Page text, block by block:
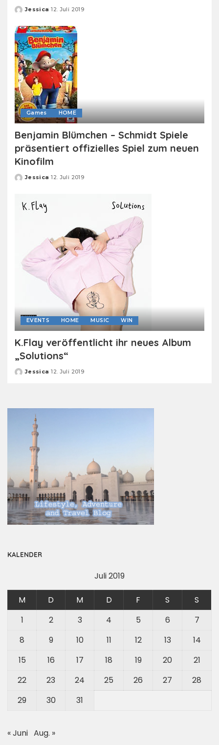
Posted
Jessica 12. Juli 2019
Games HOME
Benjamin Blümchen – Schmidt Spiele
präsentiert offizielles Spiel zum neuen
Kinofilm
Posted
Jessica 12. Juli 2019
EVENTS HOME MUSIC WIN
K.Flay veröffentlicht ihr neues Album
„Solutions“
Posted
Jessica 12. Juli 2019
KALENDER
Juli 2019
M D M D F S
S
1
2 3 4 5 6
7
8
9 10 11 12 13
14
15
16 17 18 19 20
21
22
23 24 25 26 27
28
29
30 31
« Juni Aug. »